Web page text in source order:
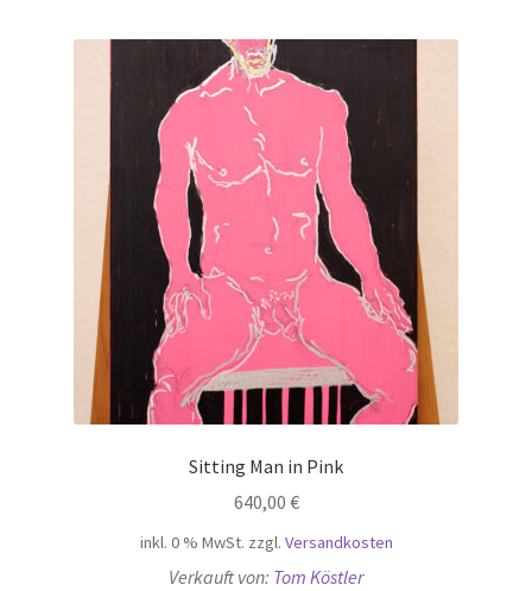
Sitting Man in Pink
640,00 €
inkl. 0 % MwSt. zzgl. Versandkosten
Verkauft von: Tom Köstler